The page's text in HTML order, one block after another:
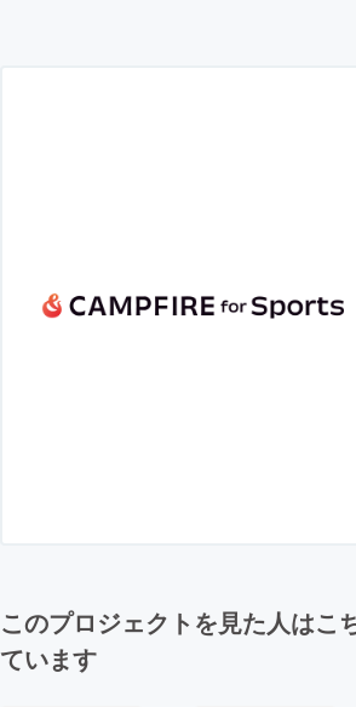
このプロジェクトを見た人はこ
ています